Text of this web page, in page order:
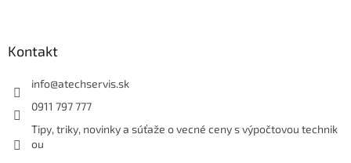
Kontakt
info@atechservis.sk
0911 797 777
Tipy, triky, novinky a súťaže o vecné ceny s výpočtovou technik
ou